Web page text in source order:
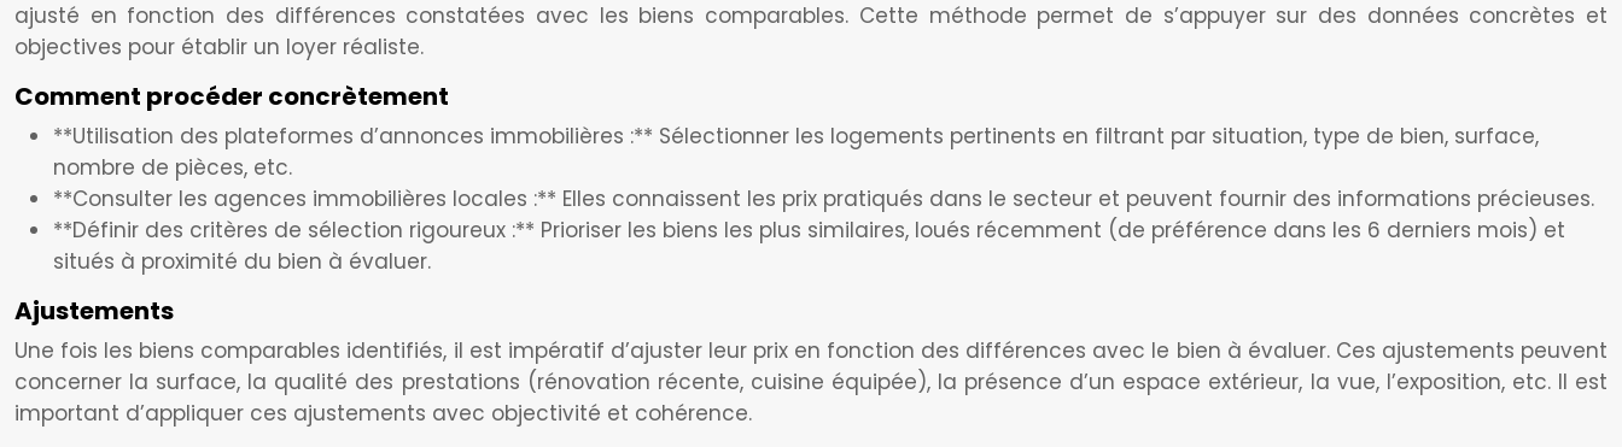
ajusté en fonction des différences constatées avec les biens comparables. Cette méthode permet de s’appuyer sur des données concrètes et
objectives pour établir un loyer réaliste.
Comment procéder concrètement
**Utilisation des plateformes d’annonces immobilières :** Sélectionner les logements pertinents en filtrant par situation, type de bien, surface,
nombre de pièces, etc.
**Consulter les agences immobilières locales :** Elles connaissent les prix pratiqués dans le secteur et peuvent fournir des informations précieuses.
**Définir des critères de sélection rigoureux :** Prioriser les biens les plus similaires, loués récemment (de préférence dans les 6 derniers mois) et
situés à proximité du bien à évaluer.
Ajustements
Une fois les biens comparables identifiés, il est impératif d’ajuster leur prix en fonction des différences avec le bien à évaluer. Ces ajustements peuvent
concerner la surface, la qualité des prestations (rénovation récente, cuisine équipée), la présence d’un espace extérieur, la vue, l’exposition, etc. Il est
important d’appliquer ces ajustements avec objectivité et cohérence.